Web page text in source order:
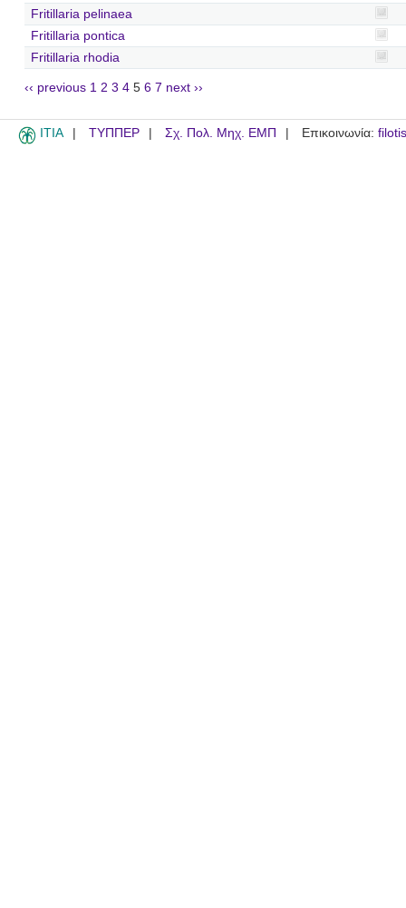
Fritillaria pelinaea
Fritillaria pontica
Fritillaria rhodia
‹‹ previous 1 2 3 4 5 6 7 next ››
ITIA ΤΥΠΠΕΡ Σχ. Πολ. Μηχ. ΕΜΠ Επικοινωνία: